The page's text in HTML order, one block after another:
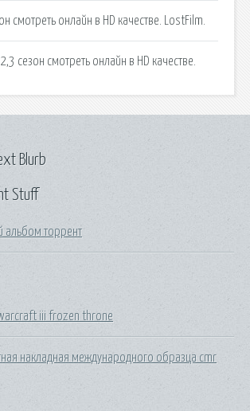
смотреть онлайн в HD качестве. LostFilm.
сезон смотреть онлайн в HD качестве.
Stuff
альбом торрент
iii frozen throne
накладная международного образца cmr
Blurb